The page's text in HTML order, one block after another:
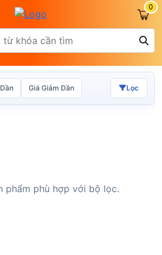
0
Giá Giảm Dần Lọc
phẩm phù hợp với bộ lọc.